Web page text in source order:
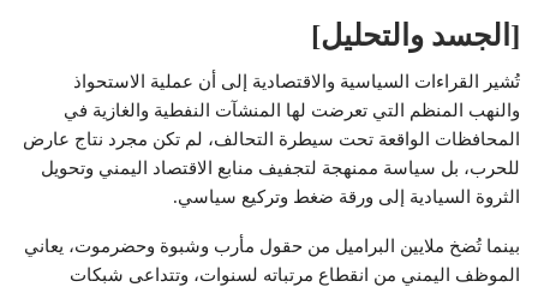
[الجسد والتحليل]
تُشير القراءات السياسية والاقتصادية إلى أن عملية الاستحواذ
والنهب المنظم التي تعرضت لها المنشآت النفطية والغازية في
المحافظات الواقعة تحت سيطرة التحالف، لم تكن مجرد نتاج عارض
للحرب، بل سياسة ممنهجة لتجفيف منابع الاقتصاد اليمني وتحويل
الثروة السيادية إلى ورقة ضغط وتركيع سياسي.
بينما تُضخ ملايين البراميل من حقول مأرب وشبوة وحضرموت، يعاني
الموظف اليمني من انقطاع مرتباته لسنوات، وتتداعى شبكات